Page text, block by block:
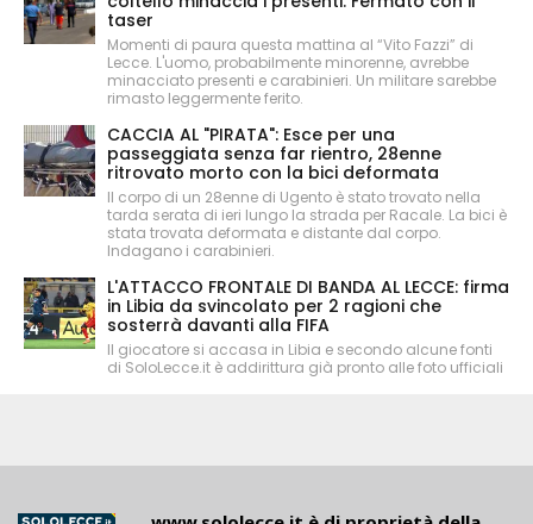
taser
Momenti di paura questa mattina al “Vito Fazzi” di
Lecce. L'uomo, probabilmente minorenne, avrebbe
minacciato presenti e carabinieri. Un militare sarebbe
rimasto leggermente ferito.
CACCIA AL "PIRATA": Esce per una
passeggiata senza far rientro, 28enne
ritrovato morto con la bici deformata
Il corpo di un 28enne di Ugento è stato trovato nella
tarda serata di ieri lungo la strada per Racale. La bici è
stata trovata deformata e distante dal corpo.
Indagano i carabinieri.
L'ATTACCO FRONTALE DI BANDA AL LECCE: firma
in Libia da svincolato per 2 ragioni che
sosterrà davanti alla FIFA
Il giocatore si accasa in Libia e secondo alcune fonti
di SoloLecce.it è addirittura già pronto alle foto ufficiali